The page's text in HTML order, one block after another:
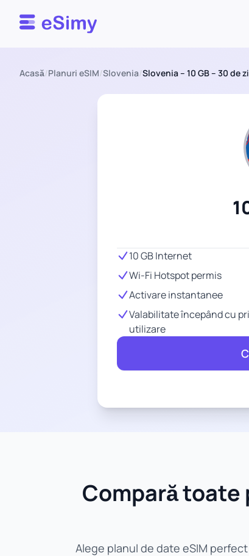
Esimy
Acasă/Planuri eSIM/Slovenia/Slovenia – 10 GB – 30 de
10 GB Internet
Wi-Fi Hotspot permis
Activare instantanee
Valabilitate începând cu
utilizare
Compară toate
Alege planul de date eSIM